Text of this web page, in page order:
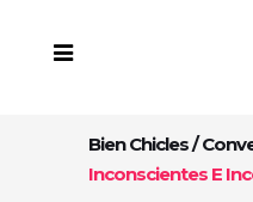
Bien Chicles/
Inconscientes E